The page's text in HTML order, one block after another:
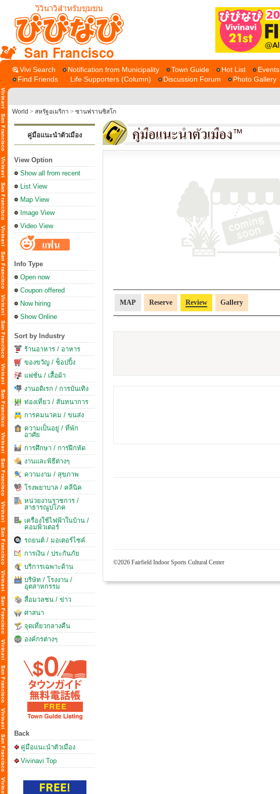
San Francisco
Vivi Search Notification from Municipality Town Guide Hot List Events
Find Friends
Life Supporters (Column) Discussion Forum Photo Gallery
World > สหรัฐอเมริกา > ซานฟรานซิสโก
คู่มือแนะนำตัวเมือง
View Option
Show all from recent
List View
Map View
Image View
Video View
Info Type
Open now
Coupon offered
Now hiring
Show Online
Sort by Industry
ร้านอาหาร / อาหาร
ของขวัญ / ช็อปปิ้ง
แฟชั่น / เสื้อผ้า
งานอดิเรก / การบันเทิง
ท่องเที่ยว / สันทนาการ
การคมนาคม / ขนส่ง
ความเป็นอยู่ / ที่พัก
อาศัย
การศึกษา / การฝึกหัด
งานและพิธีต่างๆ
ความงาม / สุขภาพ
โรงพยาบาล / คลีนิค
หน่วยงานราชการ /
สาธารณูปโภค
เครื่องใช้ไฟฟ้าในบ้าน /
คอมพิวเตอร์
รถยนต์ / มอเตอร์ไซค์
การเงิน / ประกันภัย
บริการเฉพาะด้าน
บริษัท / โรงงาน /
อุตสาหกรรม
สื่อมวลชน / ข่าว
ศาสนา
จุดเที่ยวกลางคืน
องค์กรต่างๆ
Back
คู่มือแนะนำตัวเมือง
Vivinavi Top
MAP Reserve Review Gallery
©2026 Fairfield Indoor Sports Cultural Center